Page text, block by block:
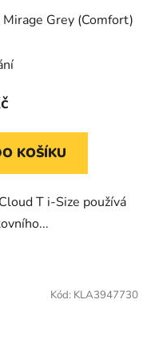
Grey (Comfort)
KOŠÍKU
T i-Size používá
Kód: KLA3947730